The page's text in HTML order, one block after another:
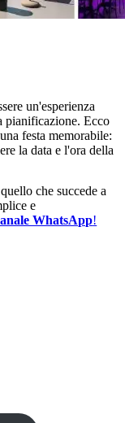
un'esperienza
pianificazione. Ecco
festa memorabile:
la data e l'ora della
che succede a
e
WhatsApp!